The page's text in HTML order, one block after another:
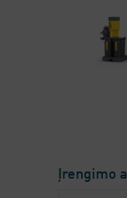
Įrengimo